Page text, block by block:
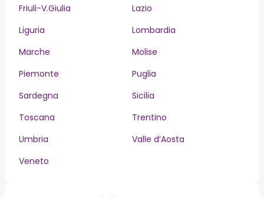
Friuli-V.Giulia
Lazio
Liguria
Lombardia
Marche
Molise
Piemonte
Puglia
Sardegna
Sicilia
Toscana
Trentino
Umbria
Valle d’Aosta
Veneto